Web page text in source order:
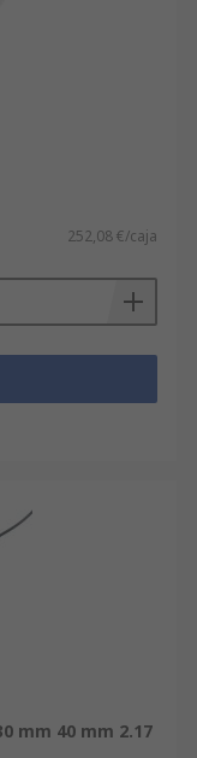
252,08 €/caja
mm 40 mm 2.17